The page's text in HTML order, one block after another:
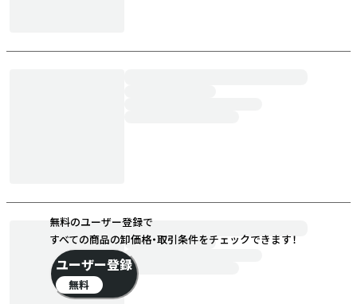
無料のユーザー登録で
すべての商品の卸価格・取引条件をチェックできます！
ユーザー登録
無料